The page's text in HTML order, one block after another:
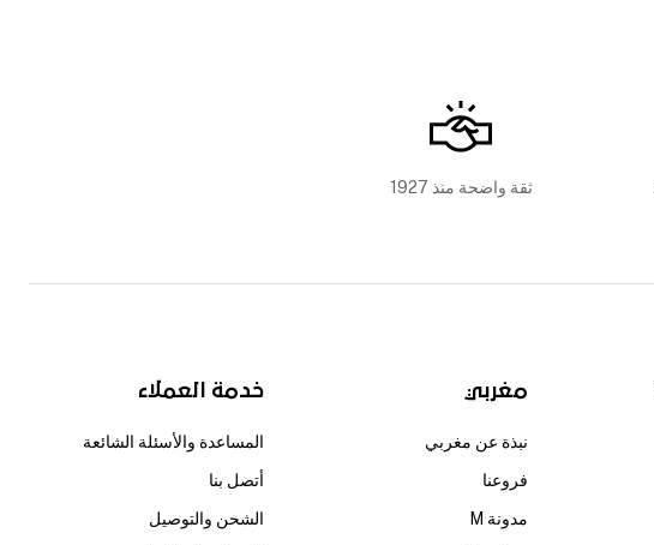
ثقة واضحة منذ 1927
مغربي
نبذة عن مغربي
فروعنا
مدونة M
خدمة العملاء
المساعدة والأسئلة الشائعة
أتصل بنا
الشحن والتوصيل